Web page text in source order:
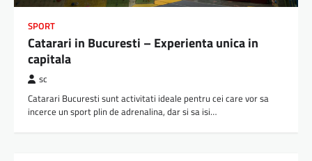
SPORT
Catarari in Bucuresti – Experienta unica in
capitala
sc
Catarari Bucuresti sunt activitati ideale pentru cei care vor sa
incerce un sport plin de adrenalina, dar si sa isi…